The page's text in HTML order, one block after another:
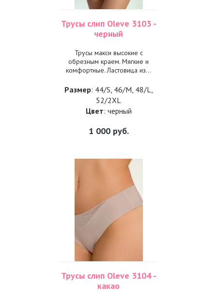
Трусы слип Oleve 3103 -
черный
Трусы макси высокие с
обрезным краем. Мягкие и
комфортные. Ластовица из...
Размер: 44/S, 46/M, 48/L,
52/2XL
Цвет: черный
1 000руб.
Трусы слип Oleve 3104 -
какао